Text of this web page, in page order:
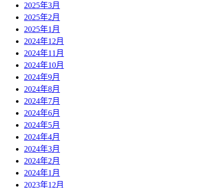
2025年3月
2025年2月
2025年1月
2024年12月
2024年11月
2024年10月
2024年9月
2024年8月
2024年7月
2024年6月
2024年5月
2024年4月
2024年3月
2024年2月
2024年1月
2023年12月